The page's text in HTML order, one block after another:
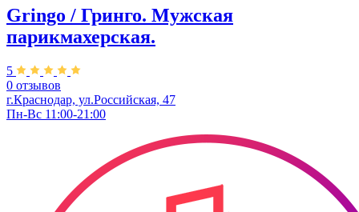
Gringo / Гринго. Мужская
парикмахерская.
5
0 отзывов
г.Краснодар, ул.Российская, 47
Пн-Вс 11:00-21:00